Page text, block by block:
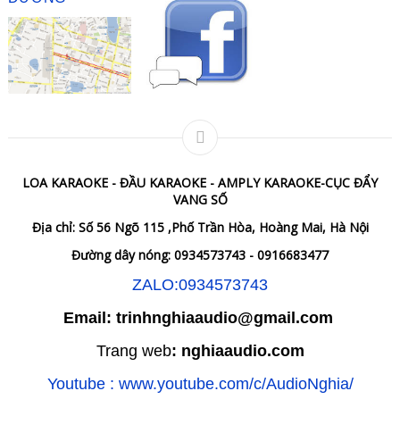
LOA KARAOKE - ĐẦU KARAOKE - AMPLY KARAOKE-CỤC ĐẨY
VANG SỐ
Địa chỉ: Số 56 Ngõ 115 ,Phố Trần Hòa, Hoàng Mai, Hà Nội
Đường dây nóng: 0934573743 - 0916683477
ZALO:0934573743
Email: trinhnghiaaudio@gmail.com
Trang web: nghiaaudio.com
Youtube : www.youtube.com/c/AudioNghia/